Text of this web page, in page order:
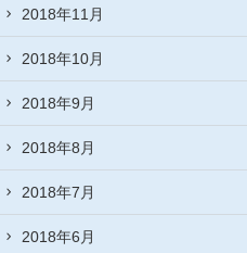
2018年11月
2018年10月
2018年9月
2018年8月
2018年7月
2018年6月